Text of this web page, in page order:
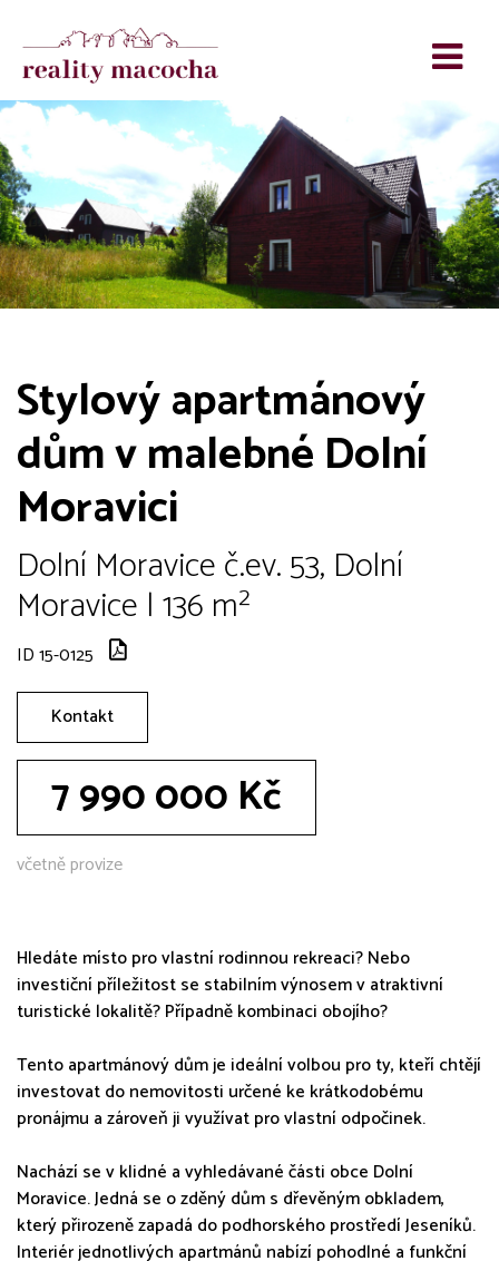
Stylový apartmánový
dům v malebné Dolní
Moravici
Dolní Moravice č.ev. 53, Dolní
Moravice | 136 m²
ID 15-0125
Kontakt
7 990 000 Kč
včetně provize
Hledáte místo pro vlastní rodinnou rekreaci? Nebo
investiční příležitost se stabilním výnosem v atraktivní
turistické lokalitě? Případně kombinaci obojího?
Tento apartmánový dům je ideální volbou pro ty, kteří chtějí
investovat do nemovitosti určené ke krátkodobému
pronájmu a zároveň ji využívat pro vlastní odpočinek.
Nachází se v klidné a vyhledávané části obce Dolní
Moravice. Jedná se o zděný dům s dřevěným obkladem,
který přirozeně zapadá do podhorského prostředí Jeseníků.
Interiér jednotlivých apartmánů nabízí pohodlné a funkční